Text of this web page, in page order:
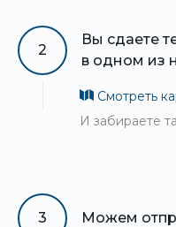
2
Вы сдаете
в одном из
Смотреть
И забираете
3 Можем